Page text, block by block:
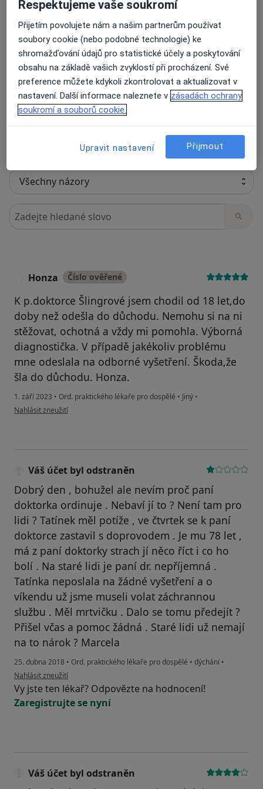
31 názorů
Recenze pacientů jsou pro nás důležité.
Specialisté nemají možnost zaplatit za
odstranění nebo změnu recenze pacienta.
Hledejte v názorech
Honza Číslo ověřené
K p.doktorce Šlingrové jsem chodil od 18 let,do
doby než odešla do důchodu. Nemohu si na ni
stěžovat, ochotná a vždy mi pomohla. Výborná
diagnostička. V případě jakékoliv problému
mne odeslala na odborné vyšetření. Škoda,že
šla do důchodu. Honza.
1. září 2023 • Ord. praktického lékaře pro dospělé • Jiný •
podle názoru uživatele Honza
Nahlásit zneužití
Váš účet byl odstraněn
Dobrý den , bohužel ale nevím proč paní
doktorka ordinuje . Nebaví jí to ? Není tam pro
lidi ? Tatínek měl potíže , ve čtvrtek se k paní
doktorce zastavil s doprovodem . Je mu 78 let ,
má z paní doktorky strach jí něco říct i co ho
bolí . Na staré lidi je paní dr. nepříjemná .
Tatínka neposlala na žádné vyšetření a o
víkendu už jsme museli volat záchrannou
službu . Měl mrtvičku . Dalo se tomu předejít ?
Přišel včas a pomoc žádná . Staré lidi už nemají
na to nárok ? Marcela
25. dubna 2018 • Ord. praktického lékaře pro dospělé • dýchání •
podle názoru uživatele Váš účet byl odstraněn
Nahlásit zneužití
Vy jste ten lékař? Odpovězte na hodnocení!
Zaregistrujte se nyní
Váš účet byl odstraněn
Respektujeme vaše soukromí
Přijetím povolujete nám a našim partnerům používat
soubory cookie (nebo podobné technologie) ke
shromažďování údajů pro statistické účely a poskytování
obsahu na základě vašich zvyklostí při procházení. Své
preference můžete kdykoli zkontrolovat a aktualizovat v
nastavení. Další informace naleznete v zásadách ochrany
soukromí a souborů cookie.
Upravit nastavení Přijmout